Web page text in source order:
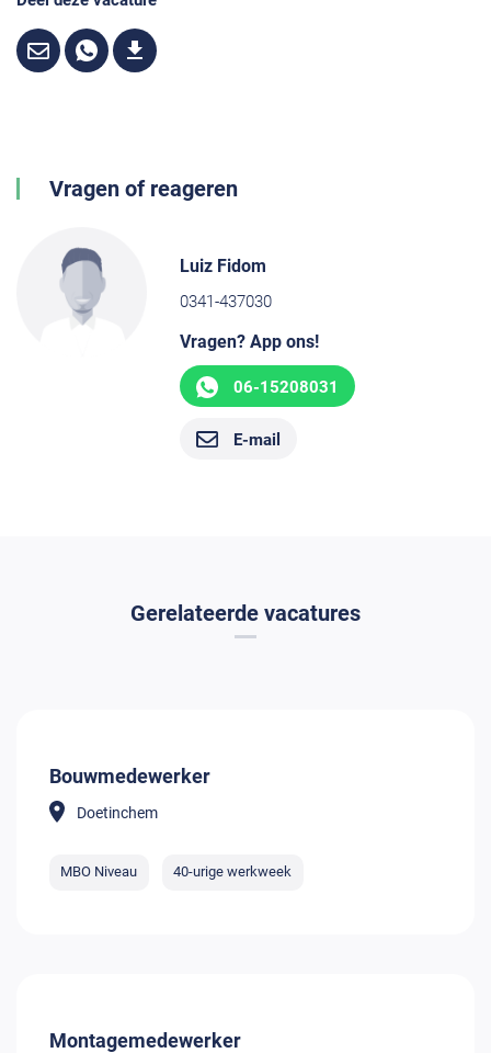
Vragen of reageren
Luiz Fidom
0341-437030
Vragen? App ons!
06-15208031
E-mail
Gerelateerde vacatures
Bouwmedewerker
Doetinchem
MBO Niveau 40-urige werkweek
Montagemedewerker